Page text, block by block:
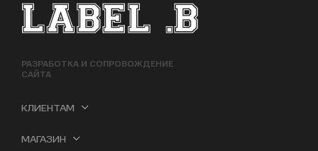
ФУТЕР САЙТА
РАЗРАБОТКА И СОПРОВОЖДЕНИЕ
САЙТА
КЛИЕНТАМ
МАГАЗИН